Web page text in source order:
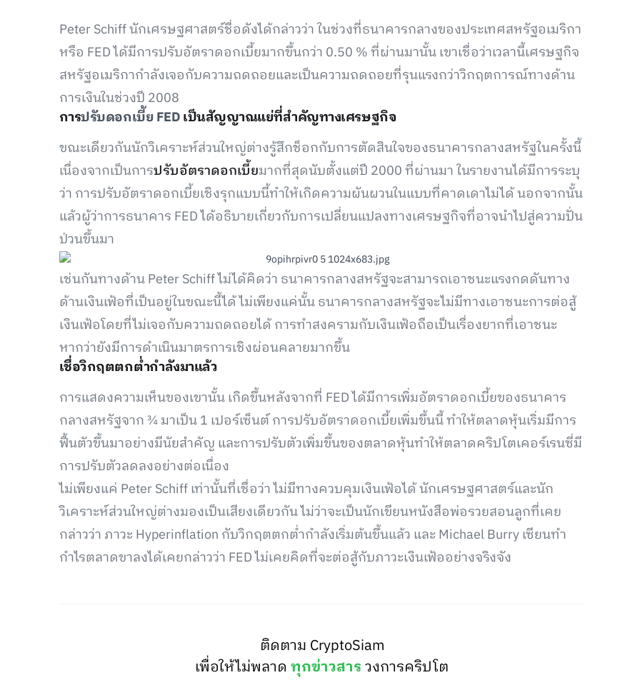
Peter Schiff นักเศรษฐศาสตร์ชื่อดังได้กล่าวว่า ในช่วงที่ธนาคารกลางของประเทศสหรัฐอเมริกา
หรือ FED ได้มีการปรับอัตราดอกเบี้ยมากขึ้นกว่า 0.50 % ที่ผ่านมานั้น เขาเชื่อว่าเวลานี้เศรษฐกิจ
สหรัฐอเมริกากำลังเจอกับความถดถอยและเป็นความถดถอยที่รุนแรงกว่าวิกฤตการณ์ทางด้าน
การเงินในช่วงปี 2008
การปรับดอกเบี้ย FEDเป็นสัญญาณแย่ที่สำคัญทางเศรษฐกิจ
ขณะเดียวกันนักวิเคราะห์ส่วนใหญ่ต่างรู้สึกช็อกกับการตัดสินใจของธนาคารกลางสหรัฐในครั้งนี้
เนื่องจากเป็นการปรับอัตราดอกเบี้ยมากที่สุดนับตั้งแต่ปี 2000 ที่ผ่านมา ในรายงานได้มีการระบุ
ว่า การปรับอัตราดอกเบี้ยเชิงรุกแบบนี้ทำให้เกิดความผันผวนในแบบที่คาดเดาไม่ได้ นอกจากนั้น
แล้วผู้ว่าการธนาคาร FED ได้อธิบายเกี่ยวกับการเปลี่ยนแปลงทางเศรษฐกิจที่อาจนำไปสู่ความปั่น
ป่วนขึ้นมา
เช่นกันทางด้าน Peter Schiff ไม่ได้คิดว่า ธนาคารกลางสหรัฐจะสามารถเอาชนะแรงกดดันทาง
ด้านเงินเฟ้อที่เป็นอยู่ในขณะนี้ได้ ไม่เพียงแค่นั้น ธนาคารกลางสหรัฐจะไม่มีทางเอาชนะการต่อสู้
เงินเฟ้อโดยที่ไม่เจอกับความถดถอยได้ การทำสงครามกับเงินเฟ้อถือเป็นเรื่องยากที่เอาชนะ
หากว่ายังมีการดำเนินมาตรการเชิงผ่อนคลายมากขึ้น
เชื่อวิกฤตตกต่ำกำลังมาแล้ว
การแสดงความเห็นของเขานั้น เกิดขึ้นหลังจากที่ FED ได้มีการเพิ่มอัตราดอกเบี้ยของธนาคาร
กลางสหรัฐจาก ¾ มาเป็น 1 เปอร์เซ็นต์ การปรับอัตราดอกเบี้ยเพิ่มขึ้นนี้ ทำให้ตลาดหุ้นเริ่มมีการ
ฟื้นตัวขึ้นมาอย่างมีนัยสำคัญ และการปรับตัวเพิ่มขึ้นของตลาดหุ้นทำให้ตลาดคริปโตเคอร์เรนซี่มี
การปรับตัวลดลงอย่างต่อเนื่อง
ไม่เพียงแค่ Peter Schiff เท่านั้นที่เชื่อว่า ไม่มีทางควบคุมเงินเฟ้อได้ นักเศรษฐศาสตร์และนัก
วิเคราะห์ส่วนใหญ่ต่างมองเป็นเสียงเดียวกัน ไม่ว่าจะเป็นนักเขียนหนังสือพ่อรวยสอนลูกที่เคย
กล่าวว่า ภาวะ Hyperinflation กับวิกฤตตกต่ำกำลังเริ่มต้นขึ้นแล้ว และ Michael Burry เซียนทำ
กำไรตลาดขาลงได้เคยกล่าวว่า FED ไม่เคยคิดที่จะต่อสู้กับภาวะเงินเฟ้ออย่างจริงจัง
ติดตาม CryptoSiam
เพื่อให้ไม่พลาดทุกข่าวสารวงการคริปโต